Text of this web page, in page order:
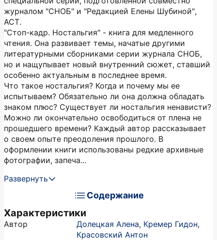
журналом "СНОБ" и "Редакцией Елены Шубиной",
АСТ.
"Стоп-кадр. Ностальгия" - книга для медленного
чтения. Она развивает темы, начатые другими
литературными сборниками серии журнала СНОБ,
но и нащупывает новый внутренний сюжет, ставший
особенно актуальным в последнее время.
Что такое ностальгия? Когда и почему мы ее
испытываем? Обязательно ли она должна обладать
знаком плюс? Существует ли ностальгия ненависти?
Можно ли окончательно освободиться от плена не
прошедшего времени? Каждый автор рассказывает
о своем опыте преодоления прошлого. В
оформлении книги использованы редкие архивные
фотографии, запеча...
Развернуть
Содержание
Характеристики
Автор Долецкая Алена, Кремер Гидон,
Красовский Антон